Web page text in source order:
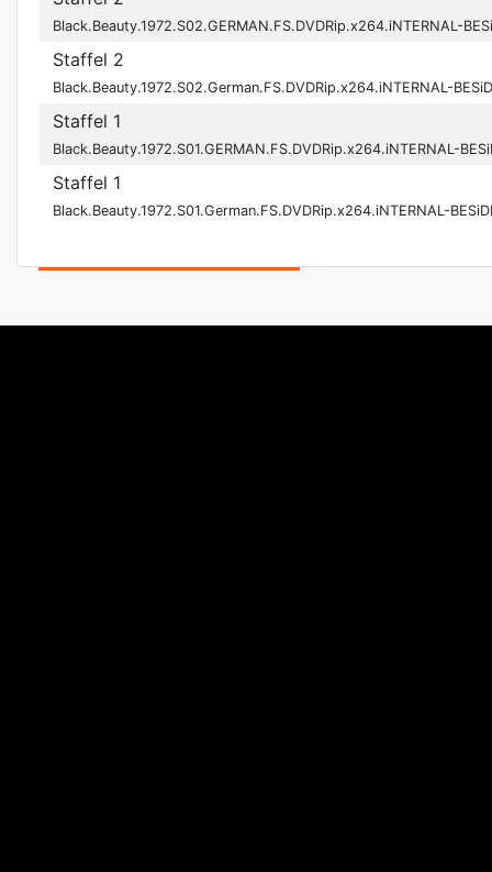
Black.Beauty.1972.S02.GERMAN.FS.DVDRip.x264.iNTERNAL-
Staffel 2
Black.Beauty.1972.S02.German.FS.DVDRip.x264.iNTERNAL-
Staffel 1
Black.Beauty.1972.S01.GERMAN.FS.DVDRip.x264.iNTERNAL-
Staffel 1
Black.Beauty.1972.S01.German.FS.DVDRip.x264.iNTERNAL-